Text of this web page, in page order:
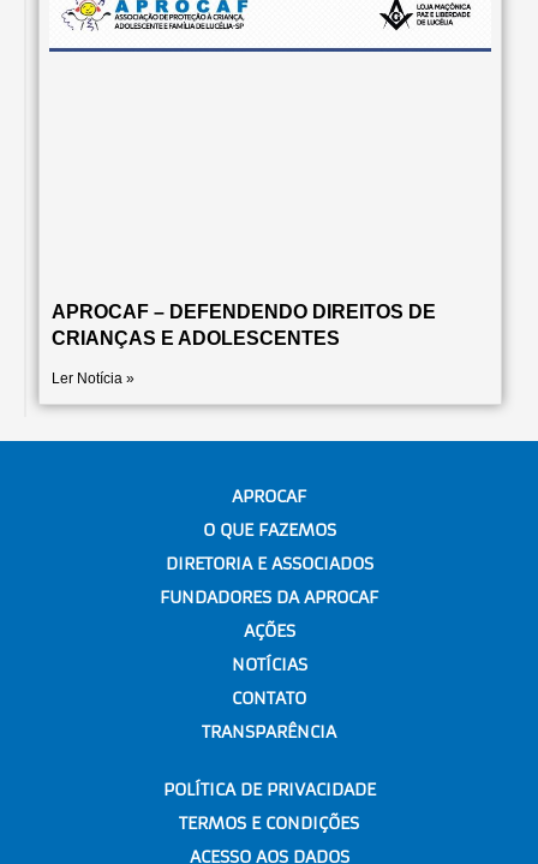
APROCAF – DEFENDENDO DIREITOS DE
CRIANÇAS E ADOLESCENTES
Ler Notícia »
APROCAF
O QUE FAZEMOS
DIRETORIA E ASSOCIADOS
FUNDADORES DA APROCAF
AÇÕES
NOTÍCIAS
CONTATO
TRANSPARÊNCIA
POLÍTICA DE PRIVACIDADE
TERMOS E CONDIÇÕES
ACESSO AOS DADOS